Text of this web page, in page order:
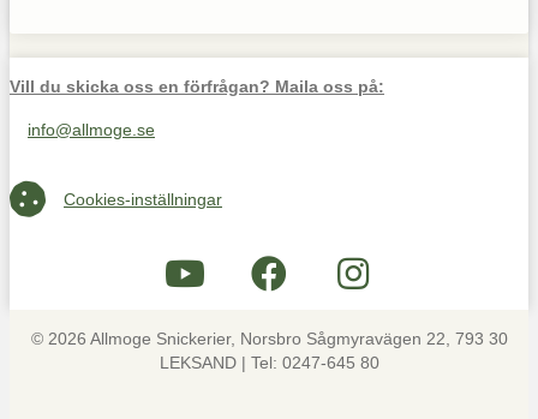
Vill du skicka oss en förfrågan? Maila oss på:
Maila oss på info@allmoge.se
info@allmoge.se
Cookies-inställningar
Cookies-inställningar
© 2026 Allmoge Snickerier, Norsbro Sågmyravägen 22, 793 30
LEKSAND | Tel: 0247-645 80